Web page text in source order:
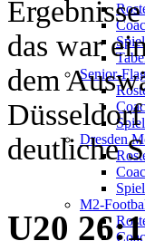
Senior-
Dresden
M2-
das war
dem
deutliche
U20